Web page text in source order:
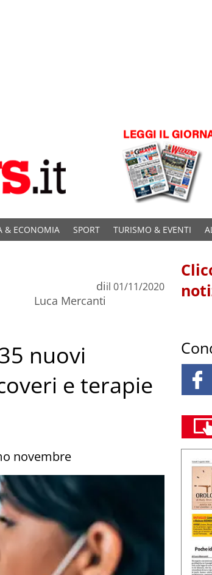
& ECONOMIA SPORT TURISMO & EVENTI
di
Luca Mercanti
il 01/11/2020
nuovi
e terapie
novembre